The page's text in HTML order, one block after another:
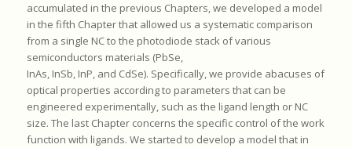
accumulated in the previous Chapters, we developed a model
in the fifth Chapter that allowed us a systematic comparison
from a single NC to the photodiode stack of various
semiconductors materials (PbSe,
InAs, InSb, InP, and CdSe). Specifically, we provide abacuses of
optical properties according to parameters that can be
engineered experimentally, such as the ligand length or NC
size. The last Chapter concerns the specific control of the work
function with ligands. We started to develop a model that in